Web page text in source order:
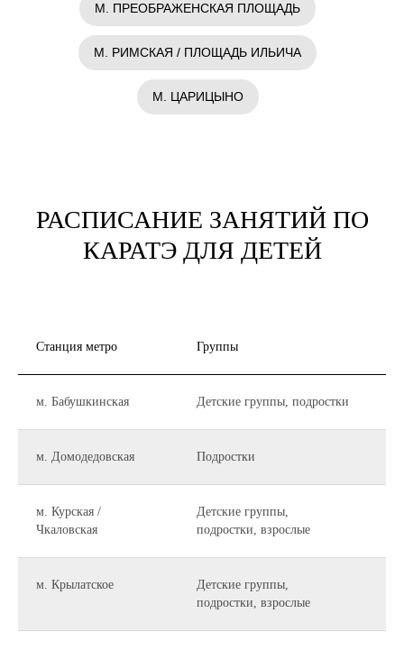
М. ПРЕОБРАЖЕНСКАЯ ПЛОЩАДЬ
М. РИМСКАЯ / ПЛОЩАДЬ ИЛЬИЧА
М. ЦАРИЦЫНО
РАСПИСАНИЕ ЗАНЯТИЙ ПО
КАРАТЭ ДЛЯ ДЕТЕЙ
Станция метро Группы
м. Бабушкинская Детские группы, подростки
м. Домодедовская Подростки
м. Курская /
Чкаловская
Детские группы,
подростки, взрослые
м. Крылатское
Детские группы,
подростки, взрослые